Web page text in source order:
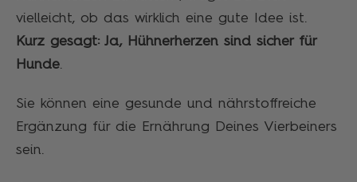
vielleicht, ob das wirklich eine gute Idee ist.
Kurz gesagt: Ja, Hühnerherzen sind sicher für
Hunde.
Sie können eine gesunde und nährstoffreiche
Ergänzung für die Ernährung Deines Vierbeiners
sein.